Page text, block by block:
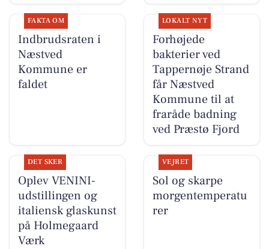
FAKTA OM
Indbrudsraten i
Næstved
Kommune er
faldet
LOKALT NYT
Forhøjede
bakterier ved
Tappernøje Strand
får Næstved
Kommune til at
fraråde badning
ved Præstø Fjord
DET SKER
Oplev VENINI-
udstillingen og
italiensk glaskunst
på Holmegaard
Værk
VEJRET
Sol og skarpe
morgentemperatu
rer